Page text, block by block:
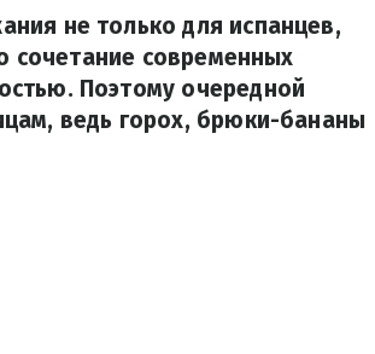
не только для испанцев,
сочетание современных
Поэтому очередной
ведь горох, брюки-бананы